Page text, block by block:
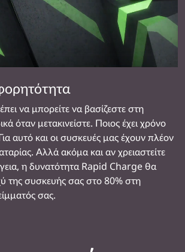
να μπορείτε να βασίζεστε στη
όταν μετακινείστε. Ποιος έχει χρόνο
αυτό και οι συσκευές μας έχουν πλέον
Αλλά ακόμα και αν χρειαστείτε
η δυνατότητα Rapid Charge θα
της συσκευής σας στο 80% στη
σας.